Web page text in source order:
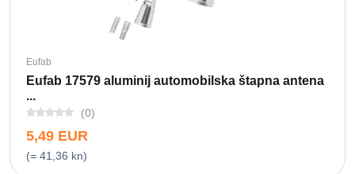
Eufab
Eufab 17579 aluminij automobilska štapna antena
...
(0)
5,49 EUR
(= 41,36 kn)